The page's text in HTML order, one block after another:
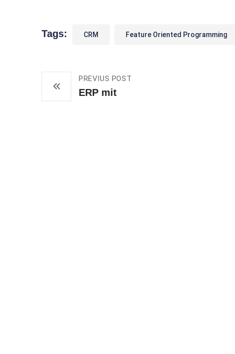
Tags: CRM Feature Oriented Programming
PREVIUS POST
ERP mit